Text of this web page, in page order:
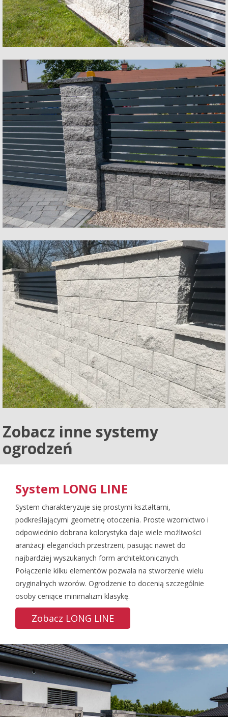
Zobacz inne systemy
ogrodzeń
System LONG LINE
System charakteryzuje się prostymi kształtami,
podkreślającymi geometrię otoczenia. Proste wzornictwo i
odpowiednio dobrana kolorystyka daje wiele możliwości
aranżacji eleganckich przestrzeni, pasując nawet do
najbardziej wyszukanych form architektonicznych.
Połączenie kilku elementów pozwala na stworzenie wielu
oryginalnych wzorów. Ogrodzenie to docenią szczególnie
osoby ceniące minimalizm klasykę.
Zobacz LONG LINE